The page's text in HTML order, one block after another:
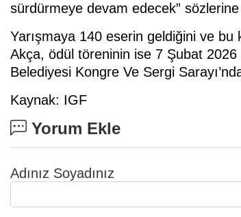
sürdürmeye devam edecek”
Yarışmaya 140 eserin geldiğini ve
Akça, ödül töreninin ise 7 Şubat
Belediyesi Kongre Ve Sergi
Kaynak: IGF
Yorum Ekle
Adınız Soyadınız